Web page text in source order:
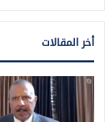
أخر المقالات